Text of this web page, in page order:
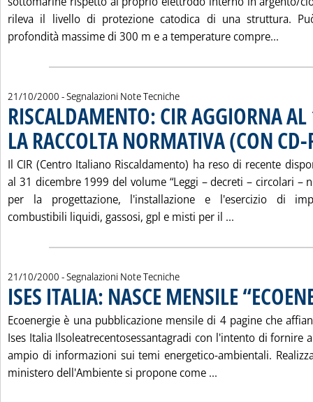
rileva il livello di protezione catodica di una struttura.
profondità massime di 300 m e a temperature compre...
21/10/2000 - Segnalazioni Note Tecniche
RISCALDAMENTO: CIR AGGIORNA
LA RACCOLTA NORMATIVA (CON
Il CIR (Centro Italiano Riscaldamento) ha reso di recente
al 31 dicembre 1999 del volume “Leggi – decreti – circolari –
per la progettazione, l'installazione e l'esercizio di
combustibili liquidi, gassosi, gpl e misti per il ...
21/10/2000 - Segnalazioni Note Tecniche
ISES ITALIA: NASCE MENSILE
Ecoenergie è una pubblicazione mensile di 4 pagine che
Ises Italia Ilsoleatrecentosessantagradi con l'intento di fornire
ampio di informazioni sui temi energetico-ambientali.
ministero dell'Ambiente si propone come ...